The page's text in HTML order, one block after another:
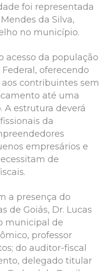
foi representada
da Silva,
no município.
acesso da população
oferecendo
contribuintes sem
até uma
A estrutura deverá
da
empresários e
de
a presença do
de Goiás, Dr. Lucas
municipal de
professor
do auditor-fiscal
delegado titular